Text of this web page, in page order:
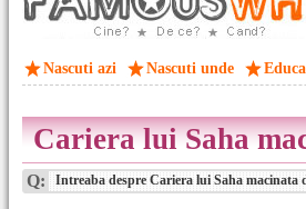
Nascuti azi Nascuti unde
Cariera lui Saha
Q: Intreaba despre Cariera lui Saha macinata